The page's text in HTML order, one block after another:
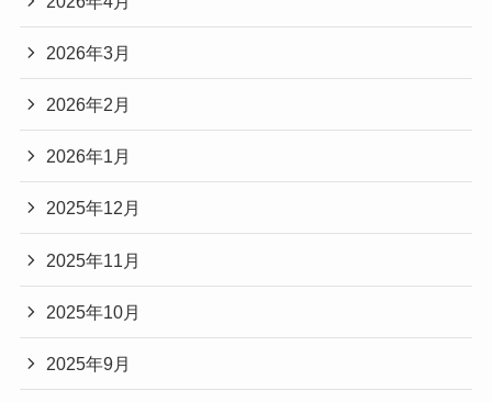
2026年3月
2026年2月
2026年1月
2025年12月
2025年11月
2025年10月
2025年9月